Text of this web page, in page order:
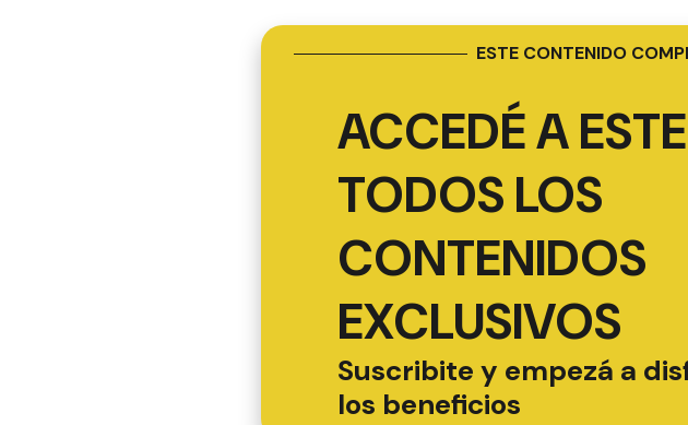
ESTE CONTENIDO
ACCEDÉ A
TODOS LOS
CONTENIDOS
EXCLUSIVOS
Suscribite y empezá a
los beneficios